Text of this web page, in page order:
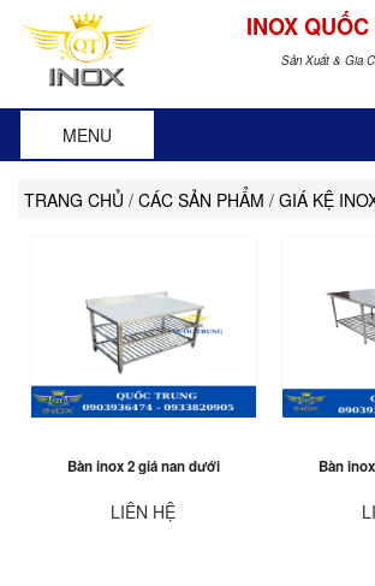
INOX
Sản Xuất & Gia
MENU
TRANG CHỦ / CÁC SẢN PHẨM / GIÁ KỆ
Bàn inox 2 giá nan dưới
LIÊN HỆ
Bàn